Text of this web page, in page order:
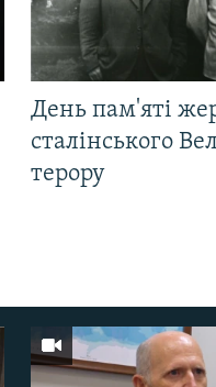
День пам'яті
сталінського
терору